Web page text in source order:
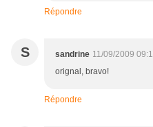
Répondre
S sandrine 11/09/2009
orignal, bravo!
Répondre